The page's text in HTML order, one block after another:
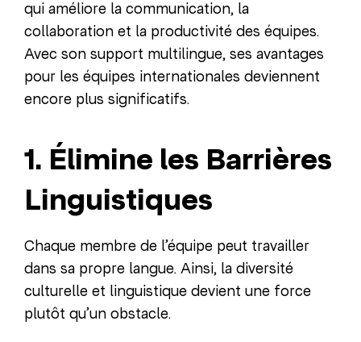
qui améliore la communication, la
collaboration et la productivité des équipes.
Avec son support multilingue, ses avantages
pour les équipes internationales deviennent
encore plus significatifs.
1. Élimine les Barrières
Linguistiques
Chaque membre de l’équipe peut travailler
dans sa propre langue. Ainsi, la diversité
culturelle et linguistique devient une force
plutôt qu’un obstacle.